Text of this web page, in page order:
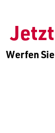
Werfen